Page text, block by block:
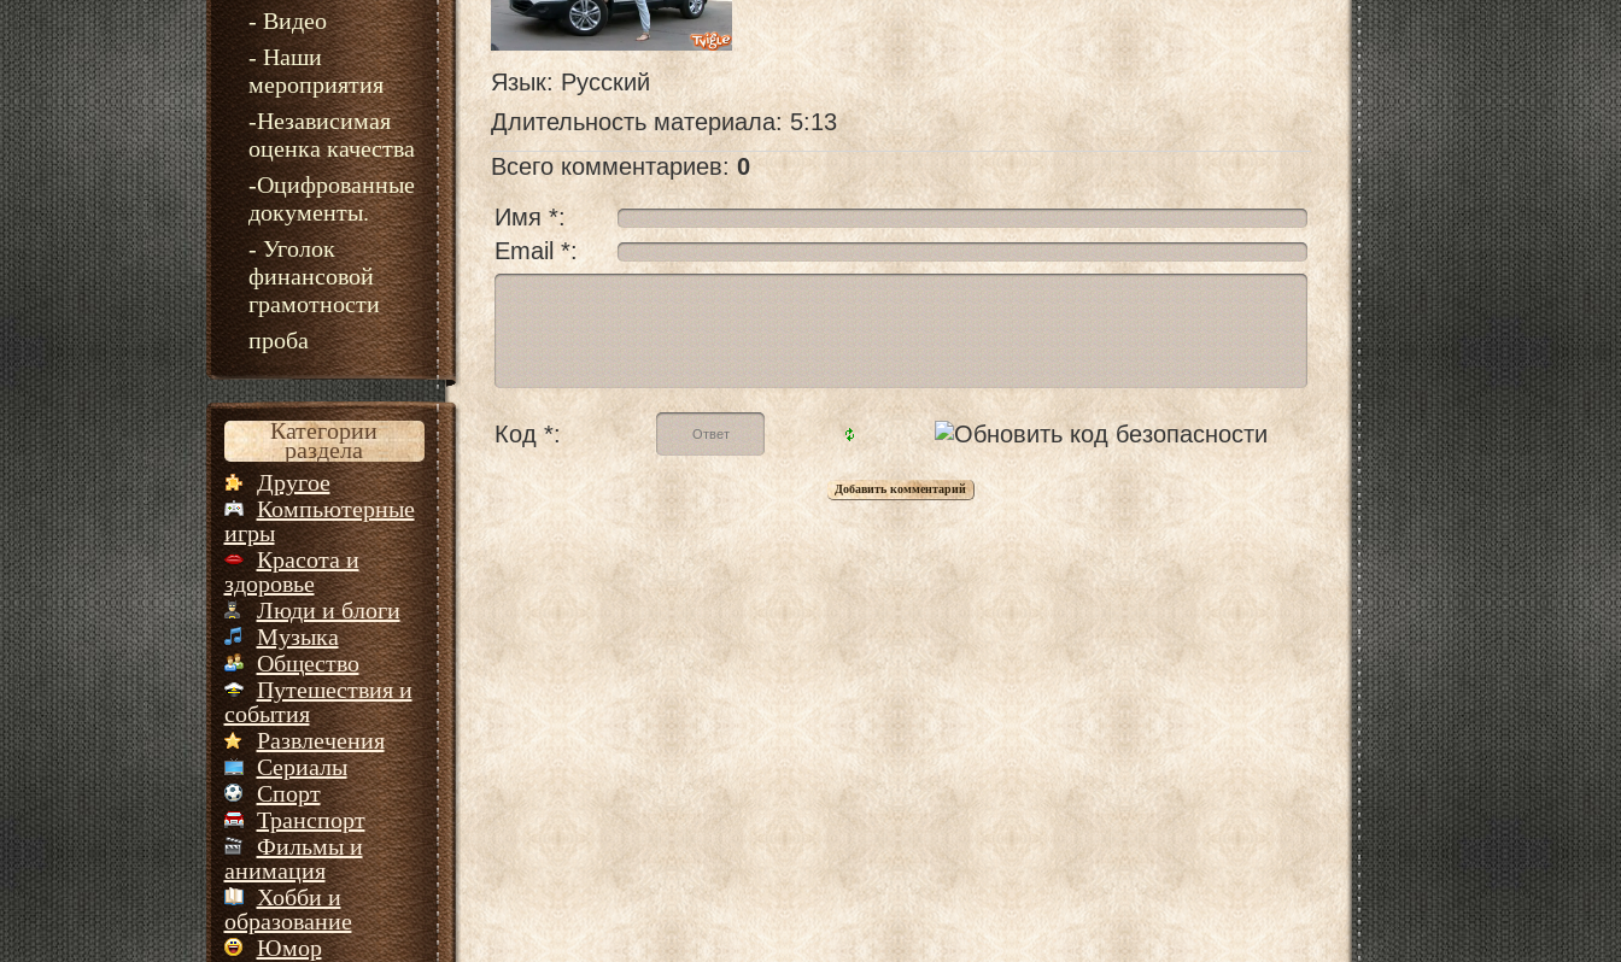
- Видео
- Наши
мероприятия
-Независимая
оценка качества
-Оцифрованные
документы.
- Уголок
финансовой
грамотности
проба
Категории
раздела
Другое
Компьютерные
игры
Красота и
здоровье
Люди и блоги
Музыка
Общество
Путешествия и
события
Развлечения
Сериалы
Спорт
Транспорт
Фильмы и
анимация
Хобби и
образование
Юмор
Язык: Русский
Длительность материала: 5:13
Всего комментариев: 0
Имя *:
Email *:
Код *: